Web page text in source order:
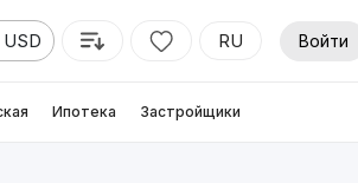
USD RU Войти
Ипотека Застройщики